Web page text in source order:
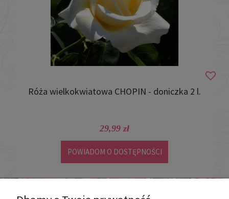
Róża wielkokwiatowa CHOPIN - doniczka 2 l.
29,99 zł
POWIADOM O DOSTĘPNOŚCI